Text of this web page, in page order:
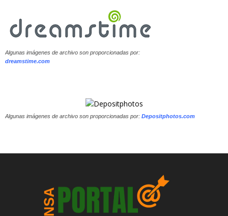
Algunas imágenes de archivo son proporcionadas por:
dreamstime.com
Algunas imágenes de archivo son proporcionadas por: Depositphotos.com